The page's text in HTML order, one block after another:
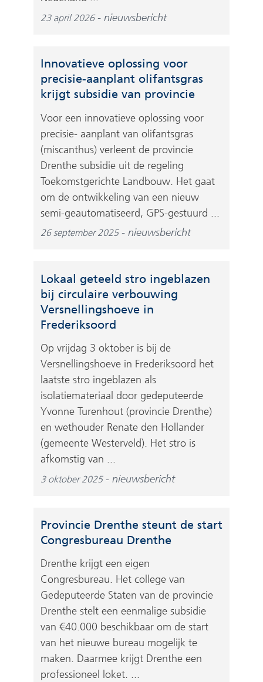
23 april 2026 nieuwsbericht
Innovatieve oplossing voor
precisie-aanplant olifantsgras
krijgt subsidie van provincie
Voor een innovatieve oplossing voor
precisie- aanplant van olifantsgras
(miscanthus) verleent de provincie
Drenthe subsidie uit de regeling
Toekomstgerichte Landbouw. Het gaat
om de ontwikkeling van een nieuw
semi-geautomatiseerd, GPS-gestuurd ...
26 september 2025 nieuwsbericht
Lokaal geteeld stro ingeblazen
bij circulaire verbouwing
Versnellingshoeve in
Frederiksoord
Op vrijdag 3 oktober is bij de
Versnellingshoeve in Frederiksoord het
laatste stro ingeblazen als
isolatiemateriaal door gedeputeerde
Yvonne Turenhout (provincie Drenthe)
en wethouder Renate den Hollander
(gemeente Westerveld). Het stro is
afkomstig van ...
3 oktober 2025 nieuwsbericht
Provincie Drenthe steunt de start
Congresbureau Drenthe
Drenthe krijgt een eigen
Congresbureau. Het college van
Gedeputeerde Staten van de provincie
Drenthe stelt een eenmalige subsidie
van €40.000 beschikbaar om de start
van het nieuwe bureau mogelijk te
maken. Daarmee krijgt Drenthe een
professioneel loket. ...